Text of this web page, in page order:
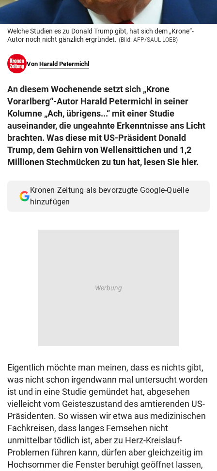
© Krone Multimedia GmbH & Co KG 2026
Muthgasse 2, 1190 Wien
Welche Studien es zu Donald Trump gibt, hat sich dem „Krone“-
Autor noch nicht gänzlich ergründet. (Bild: AFP/SAUL LOEB)
Von Harald Petermichl
An diesem Wochenende setzt sich „Krone
Vorarlberg“-Autor Harald Petermichl in seiner
Kolumne „Ach, übrigens...“ mit einer Studie
auseinander, die ungeahnte Erkenntnisse ans Licht
brachten. Was diese mit US-Präsident Donald
Trump, dem Gehirn von Wellensittichen und 1,2
Millionen Stechmücken zu tun hat, lesen Sie hier.
Kronen Zeitung als bevorzugte Google-Quelle
hinzufügen
Eigentlich möchte man meinen, dass es nichts gibt,
was nicht schon irgendwann mal untersucht worden
ist und in eine Studie gemündet hat, abgesehen
vielleicht vom Geisteszustand des amtierenden US-
Präsidenten. So wissen wir etwa aus medizinischen
Fachkreisen, dass langes Fernsehen nicht
unmittelbar tödlich ist, aber zu Herz-Kreislauf-
Problemen führen kann, dürfen aber gleichzeitig im
Hochsommer die Fenster beruhigt geöffnet lassen,